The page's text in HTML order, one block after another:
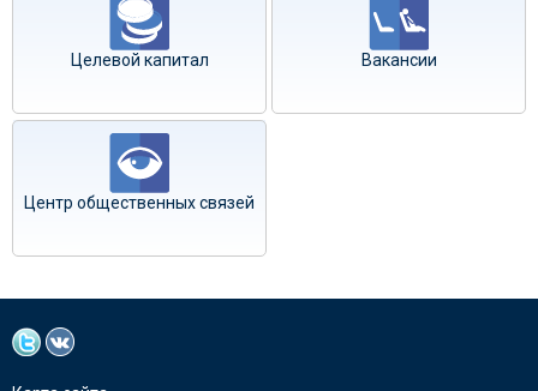
Целевой капитал Вакансии
Центр общественных связей